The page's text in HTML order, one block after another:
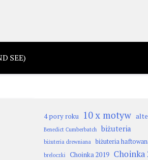
SEE)
4 pory roku 10 x motyw
Benedict Cumberbatch biżuteria
biżuteria drewniana biżuteria
breloczki Choinka 2019 Choinka